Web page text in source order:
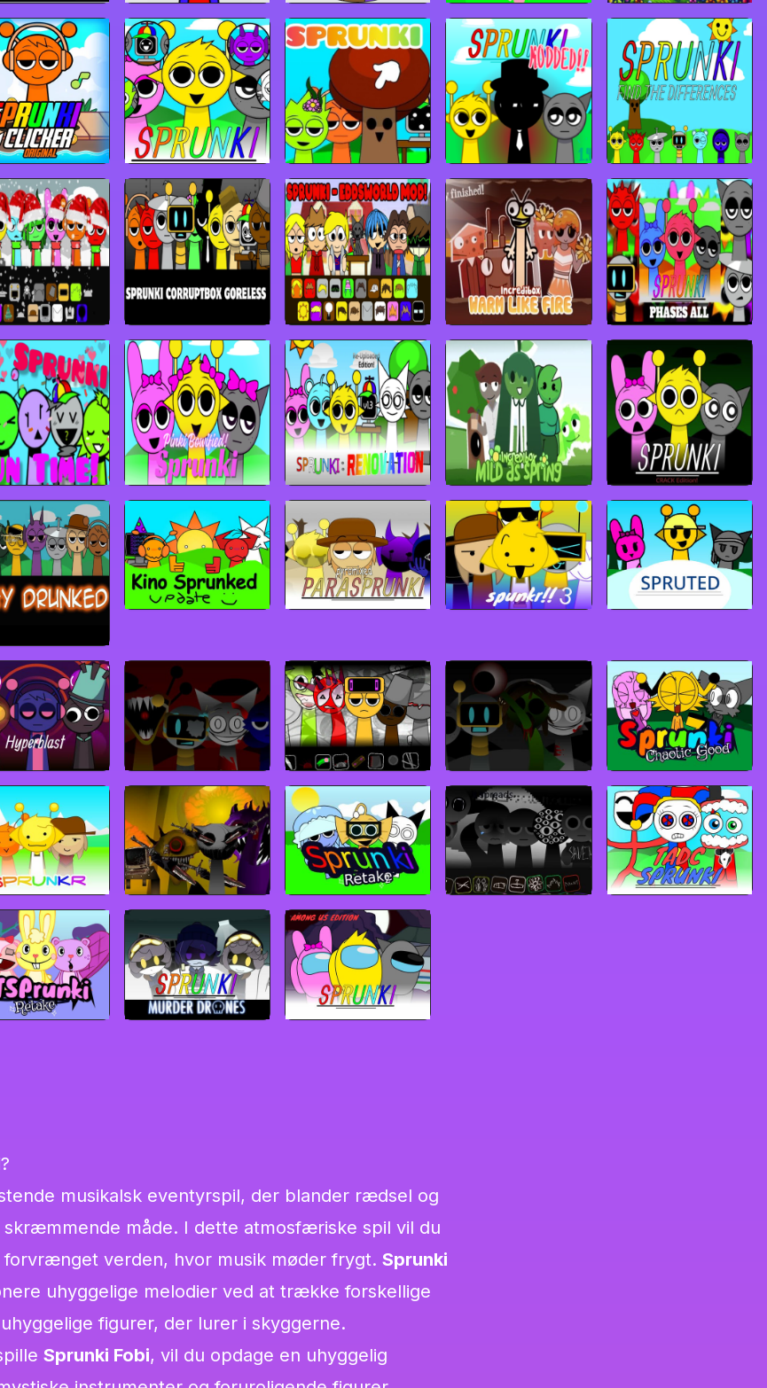
musikalsk eventyrspil, der blander rædsel og
skræmmende måde. I dette atmosfæriske spil vil du
forvrænget verden, hvor musik møder frygt. Sprunki
uhyggelige melodier ved at trække forskellige
figurer, der lurer i skyggerne.
Sprunki Fobi, vil du opdage en uhyggelig